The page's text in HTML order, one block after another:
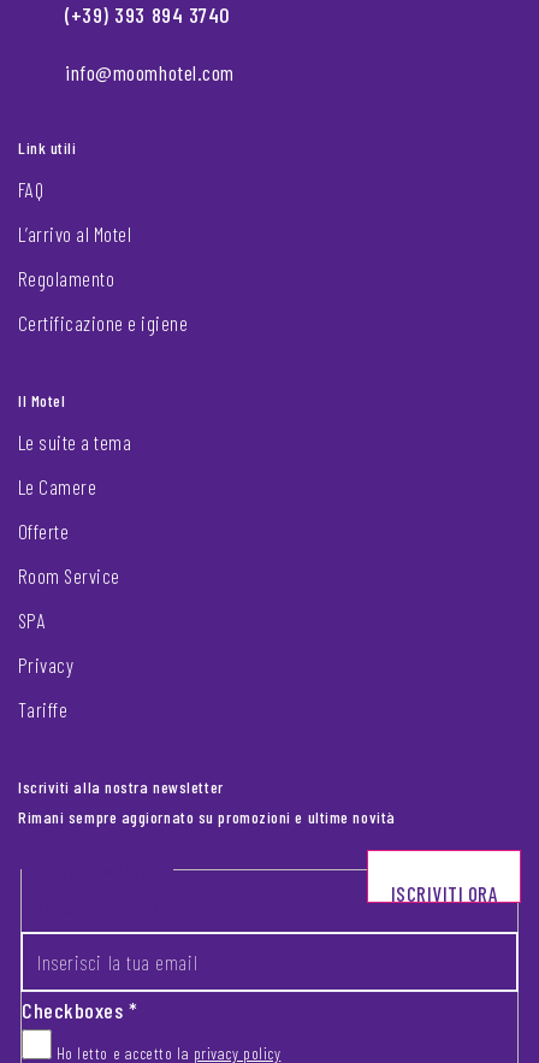
(+39) 393 894 3740
info@moomhotel.com
Link utili
FAQ
L’arrivo al Motel
Regolamento
Certificazione e igiene
Il Motel
Le suite a tema
Le Camere
Offerte
Room Service
SPA
Privacy
Tariffe
Iscriviti alla nostra newsletter
Rimani sempre aggiornato su promozioni e ultime novità
Footer newsletter
Checkboxes*
Ho letto e accetto la privacy policy
ISCRIVITI ORA